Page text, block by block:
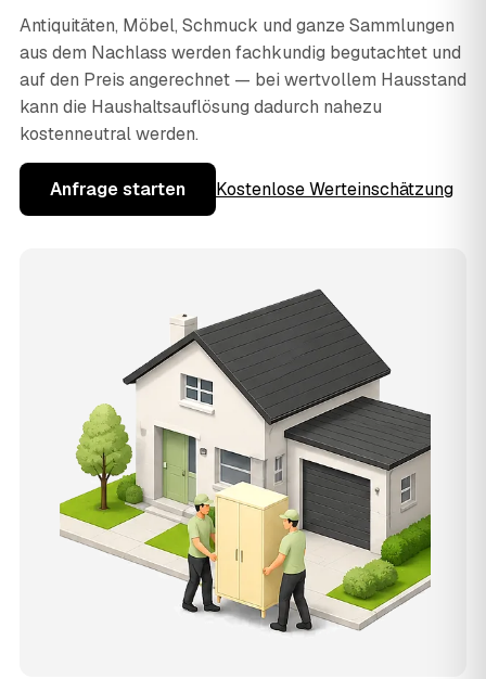
Antiquitäten, Möbel, Schmuck und ganze Sammlungen
aus dem Nachlass werden fachkundig begutachtet und
auf den Preis angerechnet — bei wertvollem Hausstand
kann die Haushaltsauflösung dadurch nahezu
kostenneutral werden.
Anfrage starten Kostenlose Werteinschätzung